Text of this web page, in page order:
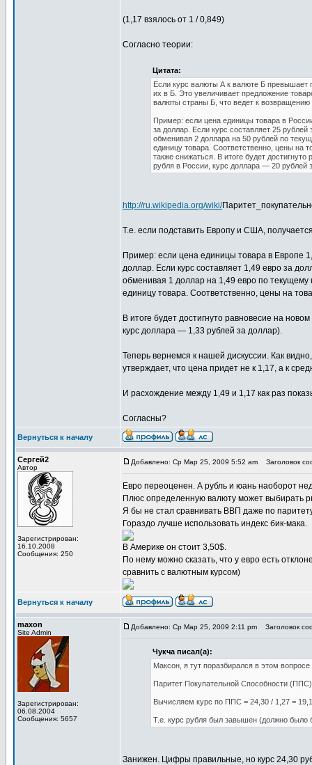
(1,17 взялось от 1 / 0,849)
Согласно теории:
Цитата:
Если курс валюты А к валюте Б превышает
их в Б. Это увеличивает предложение
валюты страны Б, что ведет к
Пример: если цена единицы товара в
за доллар. Если курс составляет 25
обменивая 2 доллара на 50 рублей по
единицу товара. Соответственно, цены на
также снижаться. В итоге будет
рубля в России, курс доллара — 20 рублей
http://ru.wikipedia.org/wiki/
Т.е. если подставить Европу и США,
Пример: если цена единицы товара в Европе
доллар. Если курс составляет 1,49 евро за
обменивая 1 доллар на 1,49 евро по текущему
единицу товара. Соответственно, цены на
В итоге будет достигнуто равновесие на
курс доллара — 1,33 рублей за доллар).
Теперь вернемся к нашей дискуссии. Как
утверждает, что цена придет не к 1,17, а к
И расхождение между 1,49 и 1,17 как раз
Согласны?
Вернуться к началу
Сергей2
Автор
Зарегистрирован:
16.10.2008
Сообщения: 250
Добавлено: Ср Мар 25, 2009 5:52 am Заголовок
Евро переоценен. А рубль и юань наоборот
Плюс определенную валюту может выбирать
Я бы не стал сравнивать ВВП даже по
Гораздо лучше использовать индекс бик-мака.
В Америке он стоит 3,50$.
По нему можно сказать, что у евро есть
сравнить с валютным курсом)
Вернуться к началу
maxon
Site Admin
Зарегистрирован:
06.08.2004
Сообщения: 5657
Добавлено: Ср Мар 25, 2009 2:11 pm Заголовок
Чукча писал(а):
Максон, я тут поразбирался в этом
Паритет Покупательной Способности
Вычисляем курс по ППС = 24,30 / 1,27 =
Т.е. курс рубля был завышен (должно было
Занижен. Цифры правильные, но курс 24,30